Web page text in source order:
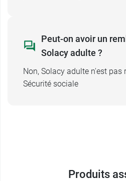
Peut-on avoir un
Solacy adulte ?
Non, Solacy adulte n'est pas
Sécurité sociale
Produits